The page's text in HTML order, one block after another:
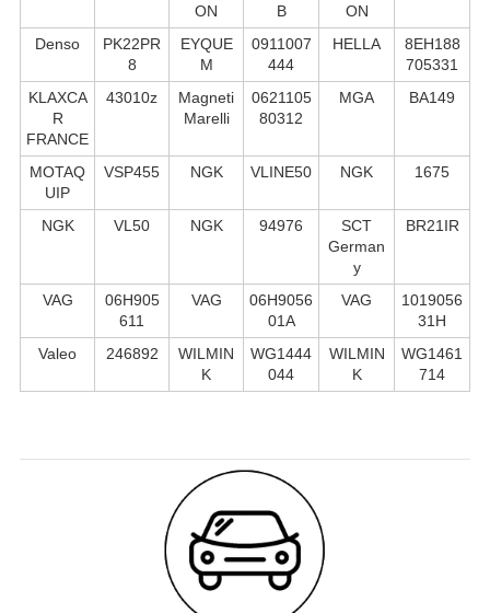
ON
B
ON
Denso
PK22PR
8
EYQUE
M
0911007
444
HELLA
8EH188
705331
KLAXCA
R
FRANCE
43010z
Magneti
Marelli
0621105
80312
MGA BA149
MOTAQ
UIP
VSP455 NGK VLINE50 NGK 1675
NGK VL50 NGK 94976
SCT
German
y
BR21IR
VAG
06H905
611
VAG
06H9056
01A
VAG
1019056
31H
Valeo
246892
WILMIN
K
WG1444
044
WILMIN
K
WG1461
714